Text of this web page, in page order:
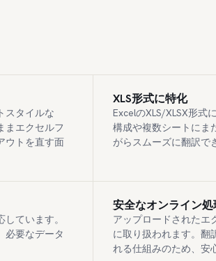
スタイルな
まエクセルフ
ウトを直す面
XLS形式に特化
ExcelのXLS/XLSX形式
構成や複数シートにま
がらスムーズに翻訳で
ています。
必要なデータ
安全なオンライン処
アップロードされたエ
に取り扱われます。翻
れる仕組みのため、安